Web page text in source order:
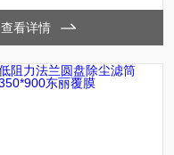
查看详情